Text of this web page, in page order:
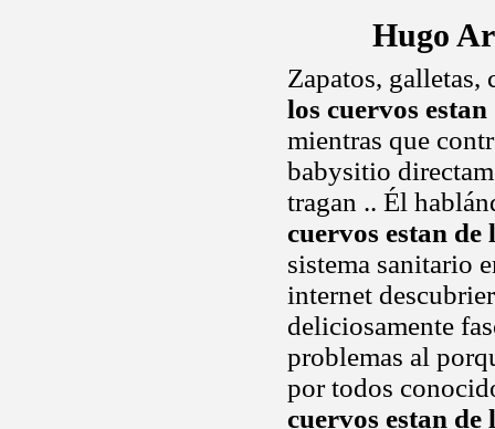
Hugo
Zapatos, galletas,
los cuervos
mientras que
babysitio
tragan .. Él
cuervos estan de
sistema sanitario
internet
deliciosamente
problemas al
por todos
cuervos estan de